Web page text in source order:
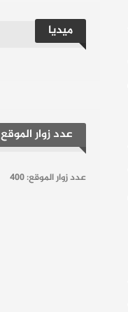
ميديا
عدد زوار الموقع
عدد زوار الموقع:400